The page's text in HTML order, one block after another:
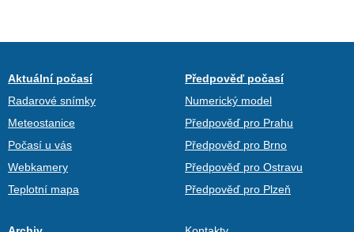
Aktuální počasí
Radarové snímky
Meteostanice
Počasí u vás
Webkamery
Teplotní mapa
Předpověď počasí
Numerický model
Předpověď pro Prahu
Předpověď pro Brno
Předpověď pro Ostravu
Předpověď pro Plzeň